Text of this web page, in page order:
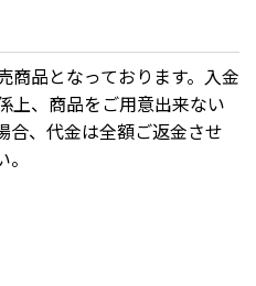
商品となっております。入金
上、商品をご用意出来ない
合、代金は全額ご返金させ